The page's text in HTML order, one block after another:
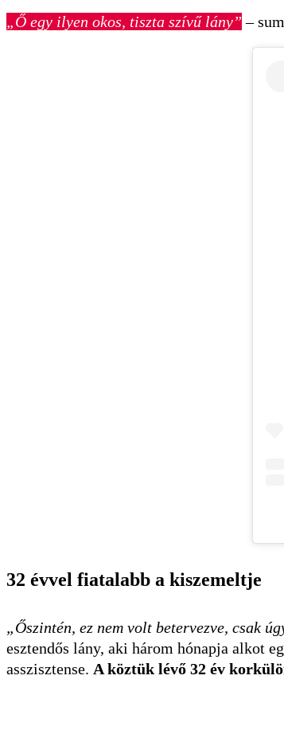
„Ő egy ilyen okos, tiszta szívű lány” –
32 évvel fiatalabb a kiszemeltje
„Őszintén, ez nem volt betervezve, csak
esztendős lány, aki három hónapja alkot
asszisztense. A köztük lévő 32 év